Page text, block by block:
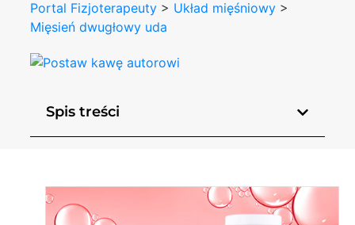
Portal Fizjoterapeuty > Układ mięśniowy >
Mięsień dwugłowy uda
Spis treści